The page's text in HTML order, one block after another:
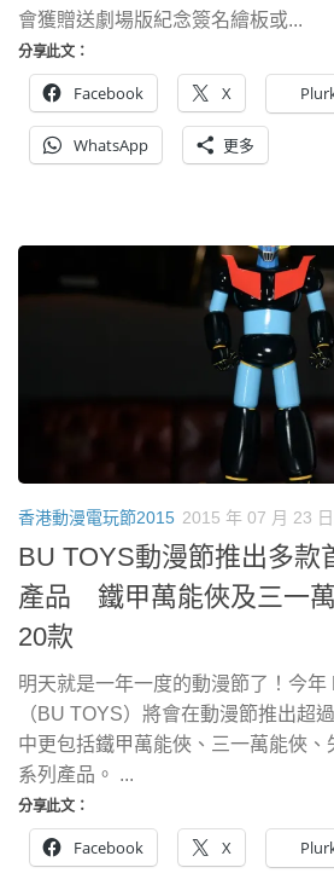
會獲贈送劇場版紀念簽名繪板或...
分享此文：
Facebook X
WhatsApp 更多
香港動漫電玩節2015 2015 年 07 月 23 日
BU TOYS動漫節推出多款
產品 鐵甲萬能俠及三一
20款
明天就是一年一度的動漫節了！今
（BU TOYS）將會在動漫節推出超
中更包括鐵甲萬能俠、三一萬能俠
系列產品。 ...
分享此文：
Facebook X